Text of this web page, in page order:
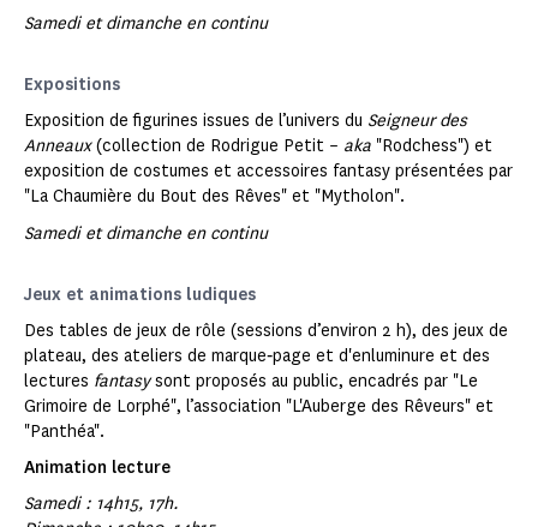
Samedi et dimanche en continu
Expositions
Exposition de figurines issues de l’univers du Seigneur des
Anneaux(collection de Rodrigue Petit – aka "Rodchess") et
exposition de costumes et accessoires fantasy présentées par
"La Chaumière du Bout des Rêves" et "Mytholon".
Samedi et dimanche en continu
Jeux et animations ludiques
Des tables de jeux de rôle (sessions d’environ 2 h), des jeux de
plateau, des ateliers de marque‑page et d'enluminure et des
lectures fantasysont proposés au public, encadrés par "Le
Grimoire de Lorphé", l’association "L'Auberge des Rêveurs" et
"Panthéa".
Animation lecture
Samedi : 14h15, 17h.